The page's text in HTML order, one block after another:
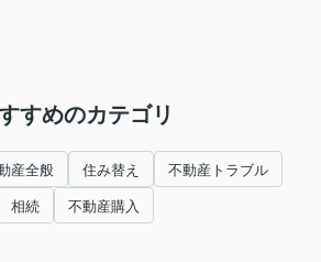
すめのカテゴリ
産全般 住み替え 不動産トラブル
相続 不動産購入